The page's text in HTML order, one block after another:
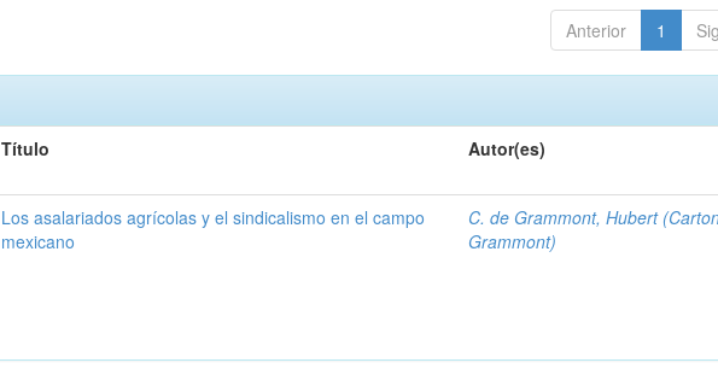
Anterior 1
Título Autor(es)
Los asalariados agrícolas y el sindicalismo en el campo
mexicano
C. de Grammont, Hubert
Grammont)